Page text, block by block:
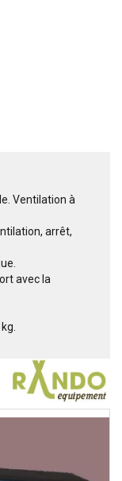
Ventilation à
arrêt,
avec la